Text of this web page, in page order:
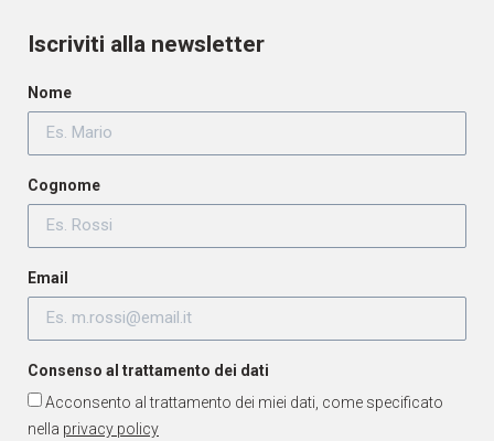
Iscriviti alla newsletter
Nome
Cognome
Email
Consenso al trattamento dei dati
Acconsento al trattamento dei miei dati, come specificato
nella privacy policy